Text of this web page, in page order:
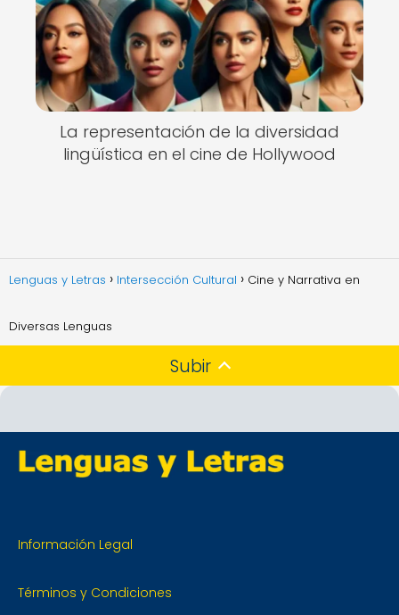
La representación de la diversidad
lingüística en el cine de Hollywood
Lenguas y Letras Intersección Cultural Cine y Narrativa en
Diversas Lenguas
Subir
Información Legal
Términos y Condiciones